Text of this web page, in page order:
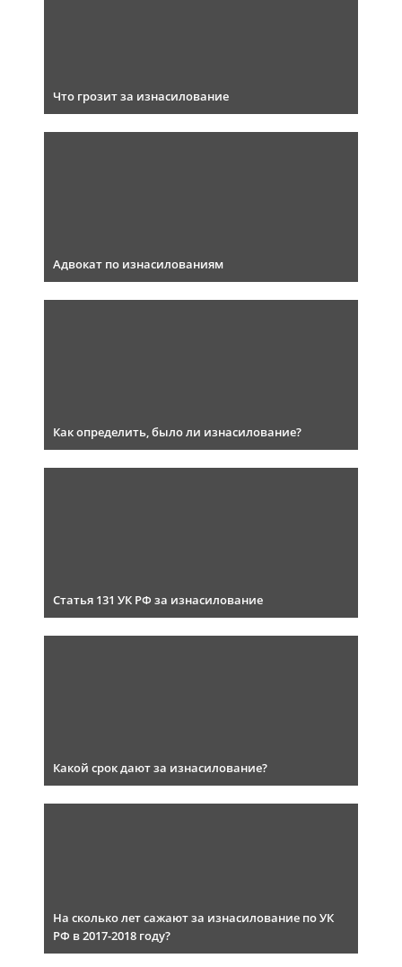
Что грозит за изнасилование
Адвокат по изнасилованиям
Как определить, было ли изнасилование?
Статья 131 УК РФ за изнасилование
Какой срок дают за изнасилование?
На сколько лет сажают за изнасилование по УК
РФ в 2017-2018 году?